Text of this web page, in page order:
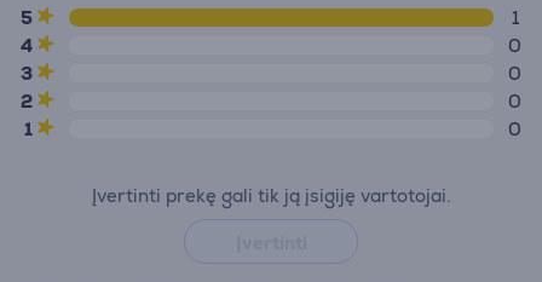
5
1
4
0
3
0
2
0
1
0
Įvertinti prekę gali tik ją įsigiję vartotojai.